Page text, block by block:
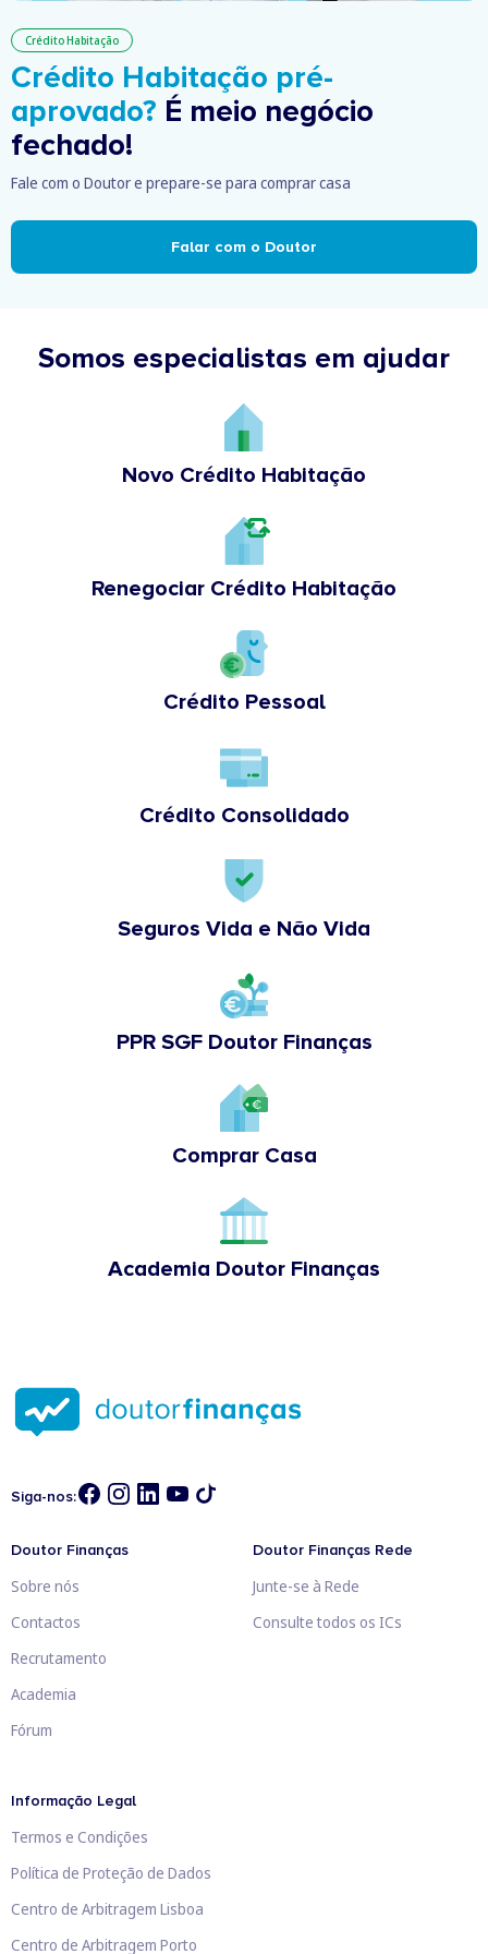
Crédito Habitação
Crédito Habitação pré-
aprovado? É meio negócio
fechado!
Fale com o Doutor e prepare-se para comprar casa
Falar com o Doutor
Somos especialistas em ajudar
Novo Crédito Habitação
Renegociar Crédito Habitação
Crédito Pessoal
Crédito Consolidado
Seguros Vida e Não Vida
PPR SGF Doutor Finanças
Comprar Casa
Academia Doutor Finanças
Siga-nos:
Doutor Finanças
Sobre nós
Contactos
Recrutamento
Academia
Fórum
Doutor Finanças Rede
Junte-se à Rede
Consulte todos os ICs
Informação Legal
Termos e Condições
Política de Proteção de Dados
Centro de Arbitragem Lisboa
Centro de Arbitragem Porto